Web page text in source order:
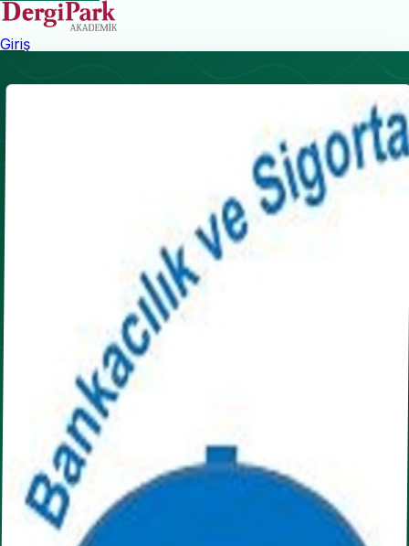
Giriş